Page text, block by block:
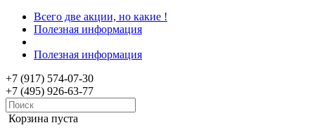
Всего две акции, но какие !
Полезная информация
Полезная информация
+7 (917) 574-07-30
+7 (495) 926-63-77
Корзина пуста